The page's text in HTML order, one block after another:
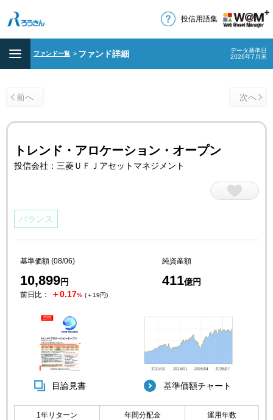
投信用語集
ファンド一覧 ＞ ファンド詳細
データ基準日
2026年7月末
前へ 次へ
トレンド・アロケーション・オープン
投信会社：三菱ＵＦＪアセットマネジメント
バランス
基準価額 (08/06)
10,899円
純資産額
411億円
前日比： ＋0.17% (＋19円)
目論見書 基準価額チャート
1年リターン
年間分配金
運用年数